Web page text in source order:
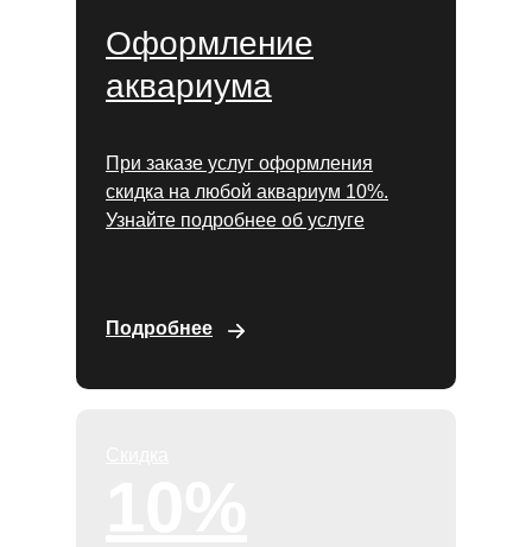
Оформление
аквариума
При заказе услуг оформления
скидка на любой аквариум 10%.
Узнайте подробнее об услуге
Подробнее